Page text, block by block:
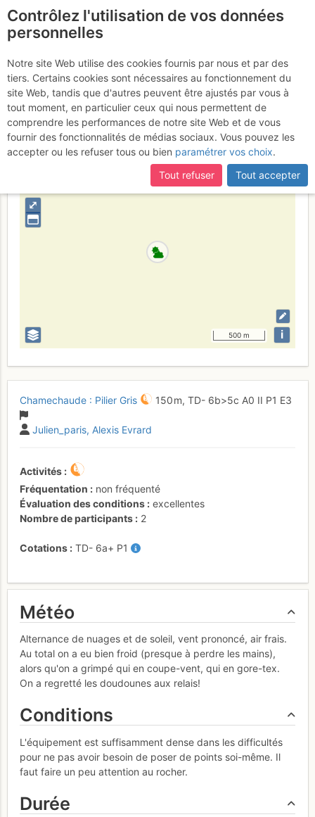
Chamechaude : Pilier
Gris
Vendredi 14 juillet 2017
France Isère Chartreuse
⤢
500 m i
Chamechaude : Pilier Gris 150 m, TD- 6b>5c A0 II P1 E3
Julien_paris Alexis Evrard
Activités
Fréquentation
non fréquenté
Évaluation des conditions
excellentes
Nombre de participants
2
Cotations TD- 6a+ P1
Météo
Alternance de nuages et de soleil, vent prononcé, air frais.
Au total on a eu bien froid (presque à perdre les mains),
alors qu'on a grimpé qui en coupe-vent, qui en gore-tex.
On a regretté les doudounes aux relais!
Conditions
L'équipement est suffisamment dense dans les difficultés
pour ne pas avoir besoin de poser de points soi-même. Il
faut faire un peu attention au rocher.
Durée
Contrôlez l'utilisation de vos données
personnelles
Notre site Web utilise des cookies fournis par nous et par des
tiers. Certains cookies sont nécessaires au fonctionnement du
site Web, tandis que d'autres peuvent être ajustés par vous à
tout moment, en particulier ceux qui nous permettent de
comprendre les performances de notre site Web et de vous
fournir des fonctionnalités de médias sociaux. Vous pouvez les
accepter ou les refuser tous ou bien paramétrer vos choix.
Tout refuser
Tout accepter